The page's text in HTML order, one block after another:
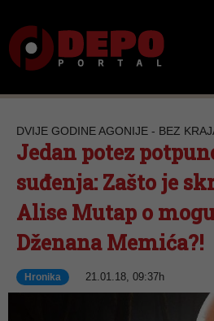
DVIJE GODINE AGONIJE - BEZ
Jedan potez
suđenja: Zašto je
Alise Mutap o
Dženana Memića?!
Hronika 21.01.18, 09:37h